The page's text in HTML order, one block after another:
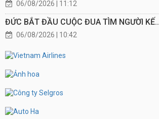
06/08/2026 | 11:12
ĐỨC BẮT ĐẦU CUỘC ĐUA TÌM NGƯỜI
06/08/2026 | 10:42